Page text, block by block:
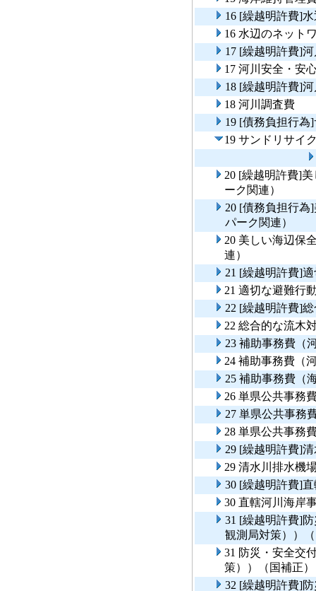
16 [繰越明許費]
16 水辺のネット
17 [繰越明許費]
17 河川安全・安
18 [繰越明許費]
18 河川調査費
19 [債務負担行為
19 サンドリサイ
20 [繰越明許費]
ーク関連）
20 [債務負担行為
パーク関連）
20 美しい海辺保
連）
21 [繰越明許費]
21 適切な避難行
22 [繰越明許費]
22 総合的な流木
23 補助事務費（
24 補助事務費（
25 補助事務費（
26 単県公共事務
27 単県公共事務
28 単県公共事務
29 [繰越明許費]
29 清水川排水機
30 [繰越明許費]
30 直轄河川海岸
31 [繰越明許費]
観測局対策））
31 防災・安全交
策））（国補正）
32 [繰越明許費]